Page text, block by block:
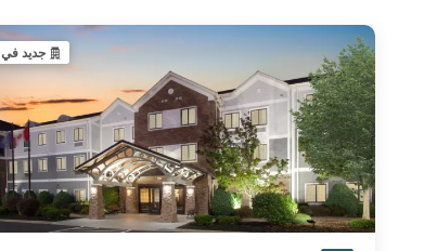
جديد في IHG